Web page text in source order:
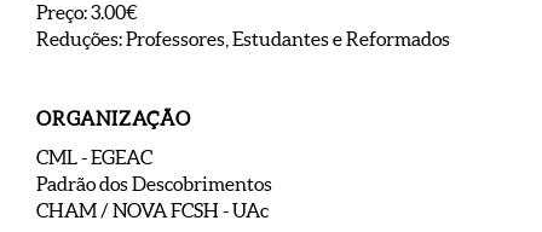
Preço: 3.00€
Reduções: Professores, Estudantes e Reformados
ORGANIZAÇÃO
CML - EGEAC
Padrão dos Descobrimentos
CHAM / NOVA FCSH - UAc